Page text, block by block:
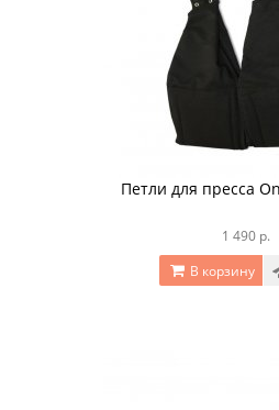
Петли для пресса
1 490 р.
В корзину